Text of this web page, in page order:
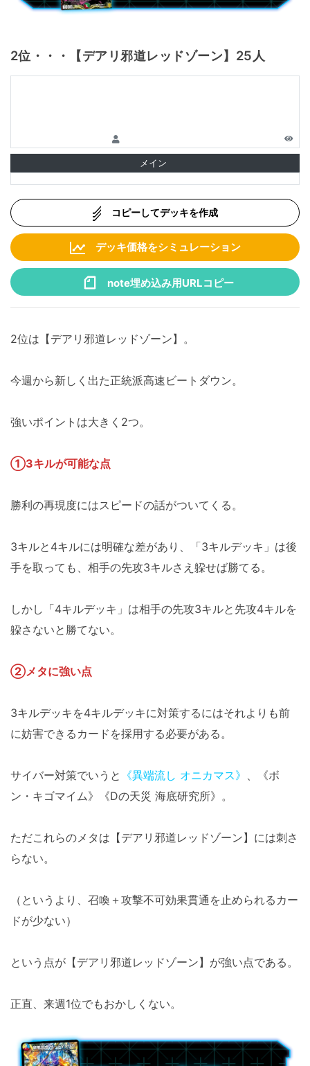
2位・・・【デアリ邪道レッドゾーン】25人
メイン
コピーしてデッキを作成
デッキ価格をシミュレーション
note埋め込み用URLコピー
2位は【デアリ邪道レッドゾーン】。
今週から新しく出た正統派高速ビートダウン。
強いポイントは大きく2つ。
①3キルが可能な点
勝利の再現度にはスピードの話がついてくる。
3キルと4キルには明確な差があり、「3キルデッキ」は後
手を取っても、相手の先攻3キルさえ躱せば勝てる。
しかし「4キルデッキ」は相手の先攻3キルと先攻4キルを
躱さないと勝てない。
②メタに強い点
3キルデッキを4キルデッキに対策するにはそれよりも前
に妨害できるカードを採用する必要がある。
サイバー対策でいうと 《異端流し オニカマス》 、《ボ
ン・キゴマイム》《Dの天災 海底研究所》。
ただこれらのメタは【デアリ邪道レッドゾーン】には刺さ
らない。
（というより、召喚＋攻撃不可効果貫通を止められるカー
ドが少ない）
という点が【デアリ邪道レッドゾーン】が強い点である。
正直、来週1位でもおかしくない。